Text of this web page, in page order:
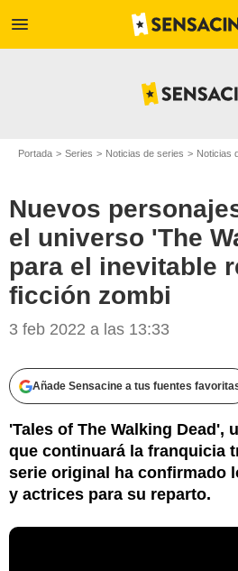
menu
Portada Series Noticias de series Noticias
Nuevos
el universo 'The
para el inevitable
ficción zombi
3 feb 2022 a las 13:33
Añade Sensacine a tus fuentes
'Tales of The Walking Dead',
que continuará la franquicia
serie original ha confirmado
y actrices para su reparto.